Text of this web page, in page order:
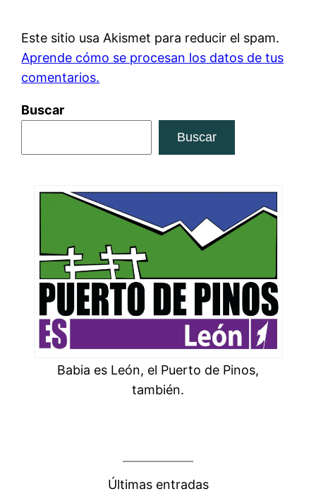
Este sitio usa Akismet para reducir el spam.
Aprende cómo se procesan los datos de tus
comentarios.
Buscar
Buscar
Babia es León, el Puerto de Pinos,
también.
Últimas entradas